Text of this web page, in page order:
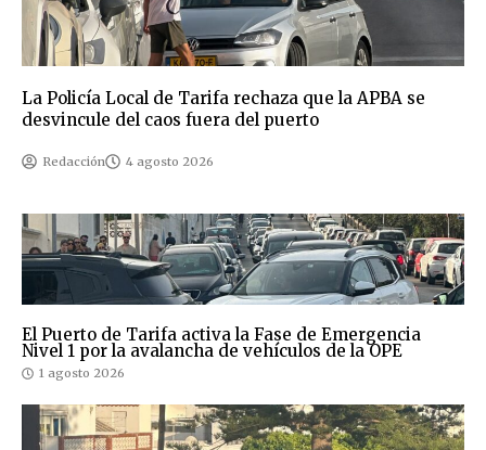
La Policía Local de Tarifa rechaza que la APBA se
desvincule del caos fuera del puerto
Redacción 4 agosto 2026
El Puerto de Tarifa activa la Fase de Emergencia
Nivel 1 por la avalancha de vehículos de la OPE
1 agosto 2026